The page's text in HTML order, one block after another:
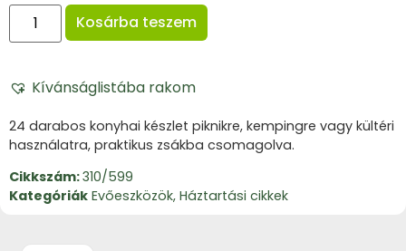
Kosárba teszem
Kívánságlistába rakom
24 darabos konyhai készlet piknikre, kempingre vagy kültéri
használatra, praktikus zsákba csomagolva.
Cikkszám:310/599
Kategóriák Evőeszközök, Háztartási cikkek